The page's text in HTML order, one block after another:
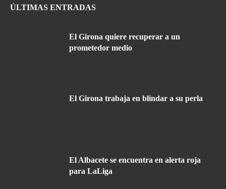
ÚLTIMAS ENTRADAS
El Girona quiere recuperar a un
prometedor medio
El Girona trabaja en blindar a su perla
El Albacete se encuentra en alerta roja
para LaLiga